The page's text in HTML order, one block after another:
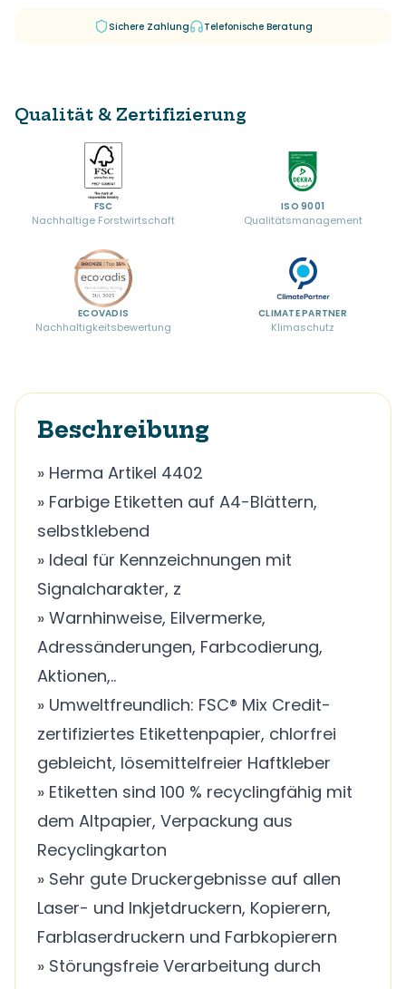
Sichere Zahlung Telefonische Beratung
Qualität & Zertifizierung
FSC
Nachhaltige Forstwirtschaft
ISO 9001
Qualitätsmanagement
ECOVADIS
Nachhaltigkeitsbewertung
CLIMATE PARTNER
Klimaschutz
Beschreibung
» Herma Artikel 4402
» Farbige Etiketten auf A4-Blättern,
selbstklebend
» Ideal für Kennzeichnungen mit
Signalcharakter, z
» Warnhinweise, Eilvermerke,
Adressänderungen, Farbcodierung,
Aktionen,..
» Umweltfreundlich: FSC® Mix Credit-
zertifiziertes Etikettenpapier, chlorfrei
gebleicht, lösemittelfreier Haftkleber
» Etiketten sind 100 % recyclingfähig mit
dem Altpapier, Verpackung aus
Recyclingkarton
» Sehr gute Druckergebnisse auf allen
Laser- und Inkjetdruckern, Kopierern,
Farblaserdruckern und Farbkopierern
» Störungsfreie Verarbeitung durch